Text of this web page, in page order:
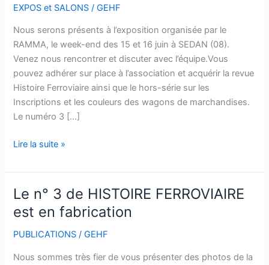
EXPOS et SALONS /GEHF
Nous serons présents à l’exposition organisée par le
RAMMA, le week-end des 15 et 16 juin à SEDAN (08).
Venez nous rencontrer et discuter avec l’équipe.Vous
pouvez adhérer sur place à l’association et acquérir la revue
Histoire Ferroviaire ainsi que le hors-série sur les
Inscriptions et les couleurs des wagons de marchandises.
Le numéro 3 […]
Sedan
et
Lire la suite »
Le n° 3 de HISTOIRE FERROVIAIRE
est en fabrication
PUBLICATIONS /GEHF
Nous sommes très fier de vous présenter des photos de la
Le
3
de